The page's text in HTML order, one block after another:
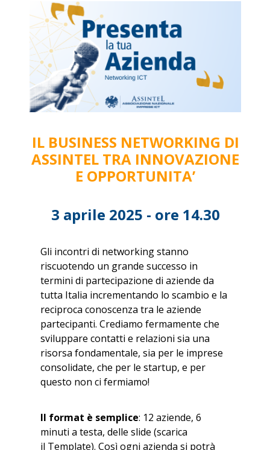
IL BUSINESS NETWORKING DI
ASSINTEL TRA INNOVAZIONE
E OPPORTUNITA’
3 aprile 2025 - ore 14.30
Gli incontri di networking stanno
riscuotendo un grande successo in
termini di partecipazione di aziende da
tutta Italia incrementando lo scambio e la
reciproca conoscenza tra le aziende
partecipanti. Crediamo fermamente che
sviluppare contatti e relazioni sia una
risorsa fondamentale, sia per le imprese
consolidate, che per le startup, e per
questo non ci fermiamo!
Il format è semplice: 12 aziende, 6
minuti a testa, delle slide (scarica
il Template). Così ogni azienda si potrà